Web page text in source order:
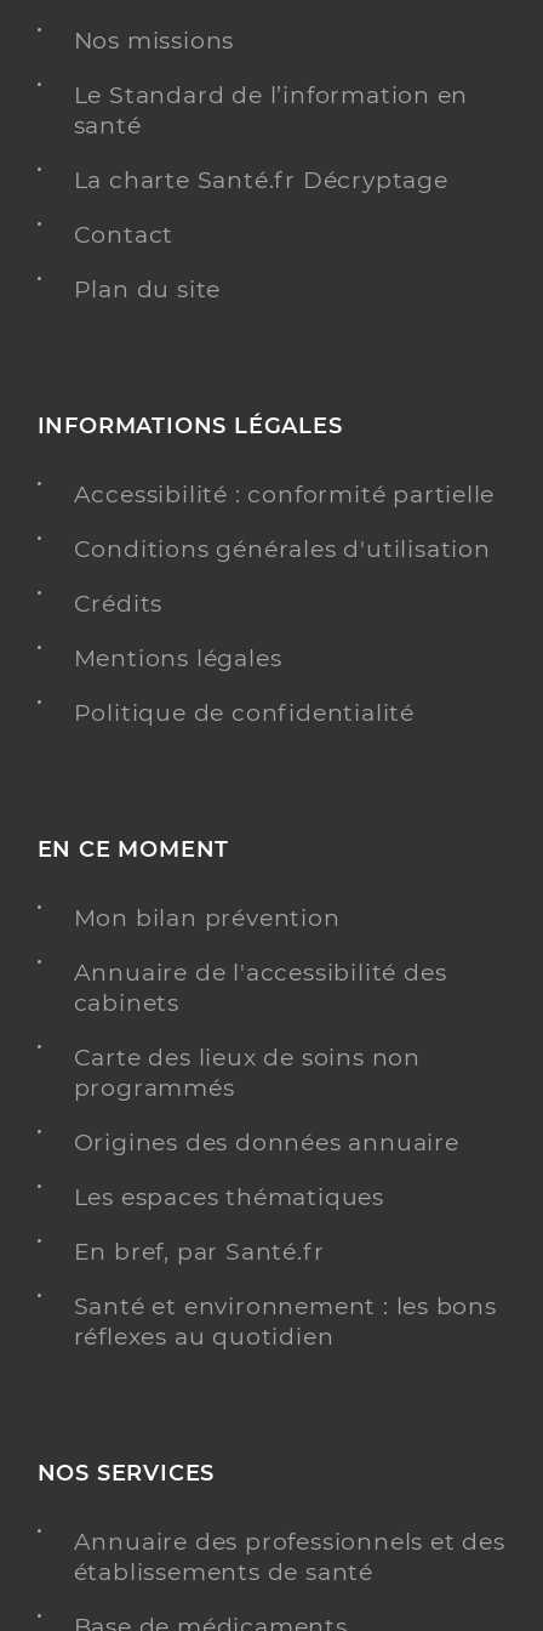
Spécialités
Chirurgie plastique reconstructrice et esthétique
Nos missions
Le Standard de l’information en
santé
La charte Santé.fr Décryptage
Contact
Plan du site
INFORMATIONS LÉGALES
Accessibilité : conformité partielle
Conditions générales d'utilisation
Crédits
Mentions légales
Politique de confidentialité
EN CE MOMENT
Mon bilan prévention
Annuaire de l'accessibilité des
cabinets
Carte des lieux de soins non
programmés
Origines des données annuaire
Les espaces thématiques
En bref, par Santé.fr
Santé et environnement : les bons
réflexes au quotidien
NOS SERVICES
Annuaire des professionnels et des
établissements de santé